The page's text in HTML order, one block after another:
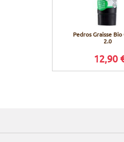
Pedros Graisse Bio
2.0
12,90